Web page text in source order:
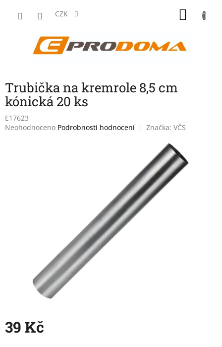
CZK
Trubička na kremrole 8,5 cm
kónická 20 ks
E17623
Průměrné
Neohodnoceno Podrobnosti hodnocení Značka: VČS
39 Kč